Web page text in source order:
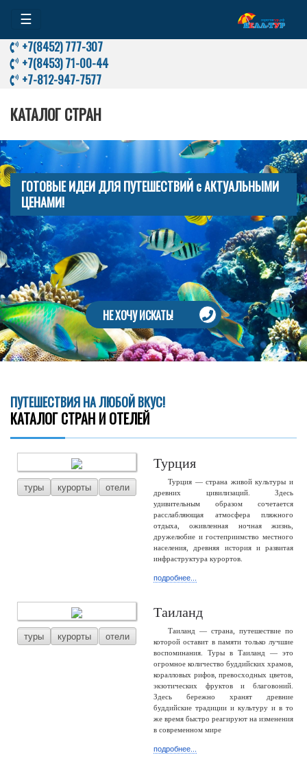
☰
+7(8452) 777-307
+7(8453) 71-00-44
+7-812-947-7577
КАТАЛОГ СТРАН
ГОТОВЫЕ ИДЕИ ДЛЯ ПУТЕШЕСТВИЙ с АКТУАЛЬНЫМИ
ЦЕНАМИ!
НЕ ХОЧУ ИСКАТЬ!
ПУТЕШЕСТВИЯ НА ЛЮБОЙ ВКУС!
КАТАЛОГ СТРАН И ОТЕЛЕЙ
туры курорты отели
Турция
Турция — страна живой культуры и
древних цивилизаций. Здесь
удивительным образом сочетается
расслабляющая атмосфера пляжного
отдыха, оживленная ночная жизнь,
дружелюбие и гостеприимство местного
населения, древняя история и развитая
инфраструктура курортов.
подробнее...
туры курорты отели
Таиланд
Таиланд — страна, путешествие по
которой оставит в памяти только лучшие
воспоминания. Туры в Таиланд — это
огромное количество буддийских храмов,
коралловых рифов, превосходных цветов,
экзотических фруктов и благовоний.
Здесь бережно хранят древние
буддийские традиции и культуру и в то
же время быстро реагируют на изменения
в современном мире
подробнее...